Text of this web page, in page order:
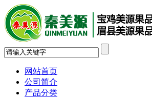
网站首页
公司简介
产品分类